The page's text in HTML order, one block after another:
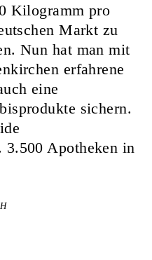
Kilogramm pro
Markt zu
Nun hat man mit
erfahrene
eine
sichern.
3.500 Apotheken in